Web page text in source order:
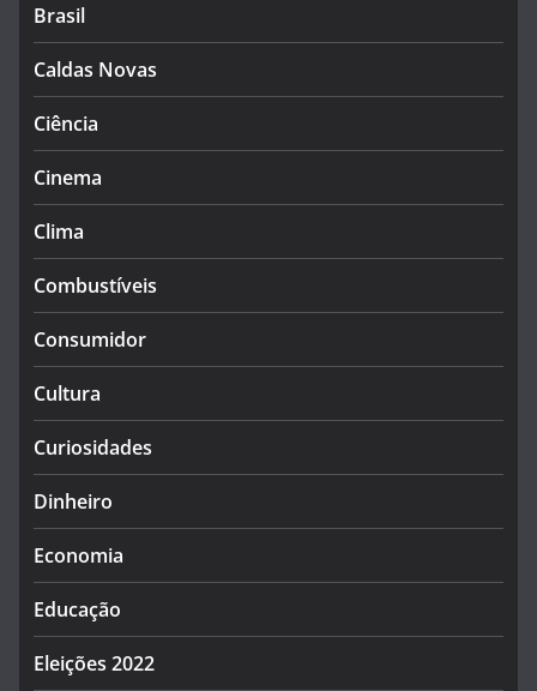
Brasil
Caldas Novas
Ciência
Cinema
Clima
Combustíveis
Consumidor
Cultura
Curiosidades
Dinheiro
Economia
Educação
Eleições 2022